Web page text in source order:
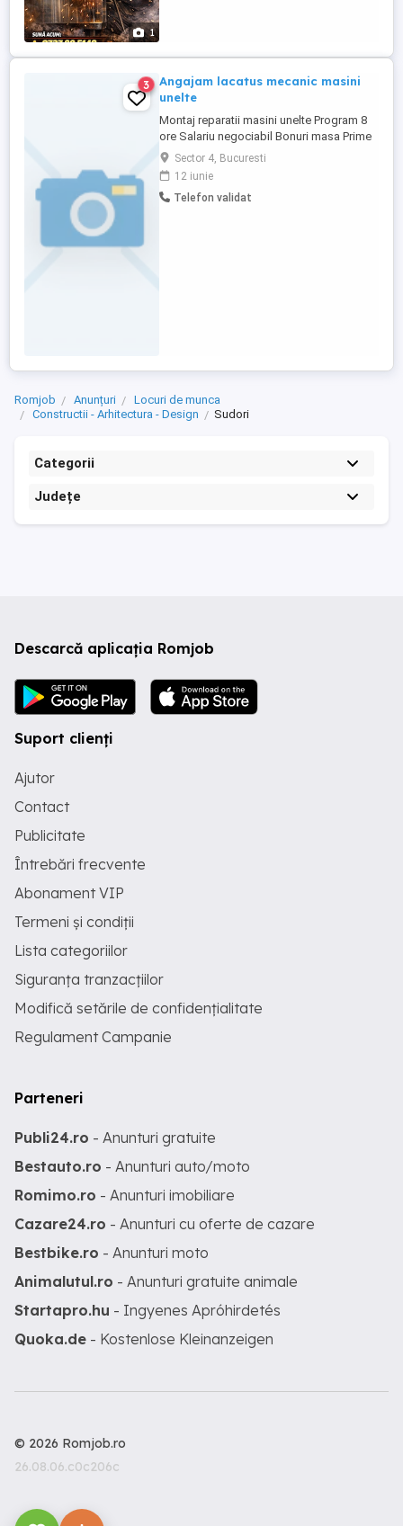
1
3
Angajam lacatus mecanic masini
unelte
Montaj reparatii masini unelte Program 8
ore Salariu negociabil Bonuri masa Prime
Pasti Craciun Activitatea sa desfasoara in
sect 4, Sos Berceni
Sector 4, Bucuresti
12 iunie
Telefon validat
Romjob Anunțuri
Locuri de munca
Constructii - Arhitectura - Design
Sudori
Categorii
Județe
Descarcă aplicația Romjob
Suport clienți
Ajutor
Contact
Publicitate
Întrebări frecvente
Abonament VIP
Termeni și condiții
Lista categoriilor
Siguranța tranzacțiilor
Modifică setările de confidențialitate
Regulament Campanie
Parteneri
Publi24.ro - Anunturi gratuite
Bestauto.ro - Anunturi auto/moto
Romimo.ro - Anunturi imobiliare
Cazare24.ro - Anunturi cu oferte de cazare
Bestbike.ro - Anunturi moto
Animalutul.ro - Anunturi gratuite animale
Startapro.hu - Ingyenes Apróhirdetés
Quoka.de - Kostenlose Kleinanzeigen
© 2026 Romjob.ro
26.08.06.c0c206c